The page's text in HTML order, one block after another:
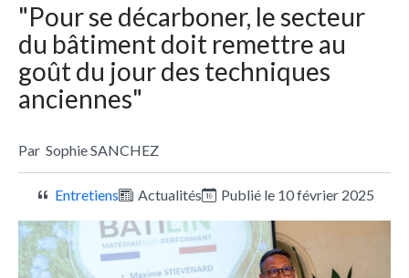
"Pour se décarboner, le secteur
du bâtiment doit remettre au
goût du jour des techniques
anciennes"
Par Sophie SANCHEZ
Entretiens Actualités Publié le 10 février 2025